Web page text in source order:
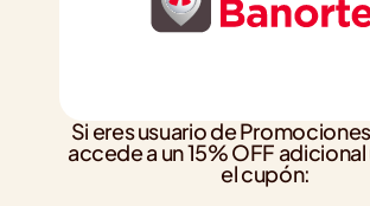
Si eres usuario de
accede a un 15% OFF
el cupón: